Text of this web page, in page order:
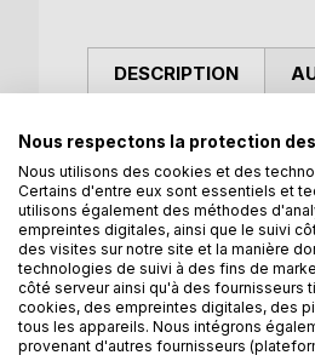
DESCRIPTION
Georges Le Turcq est
jour, travailla pour les
Il renouvella avec son
D’AUTRES
Nous respectons la protection
Nous utilisons des cookies et des
Certains d'entre eux sont essentiels et
utilisons également des méthodes
empreintes digitales, ainsi que le suivi
des visites sur notre site et la manière
technologies de suivi à des fins de
côté serveur ainsi qu'à des fournisseurs
cookies, des empreintes digitales, des
tous les appareils. Nous intégrons
provenant d'autres fournisseurs